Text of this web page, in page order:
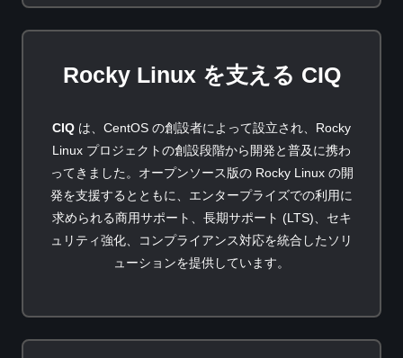
Rocky Linux を支える CIQ
CIQ は、CentOS の創設者によって設立され、Rocky
Linux プロジェクトの創設段階から開発と普及に携わ
ってきました。オープンソース版の Rocky Linux の開
発を支援するとともに、エンタープライズでの利用に
求められる商用サポート、長期サポート (LTS)、セキ
ュリティ強化、コンプライアンス対応を統合したソリ
ューションを提供しています。